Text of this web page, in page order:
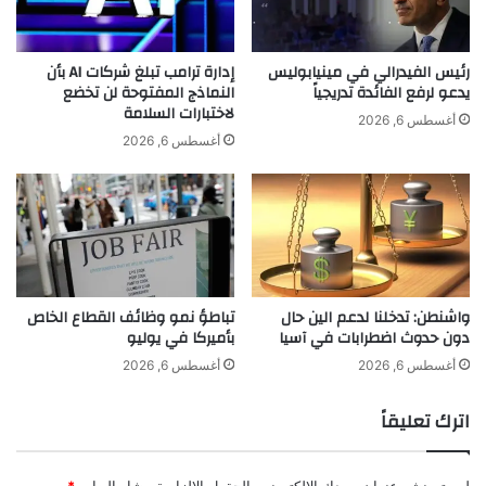
لجذب العشرات من أبرز باحثي الذكاء الاصطناعي إلى جهودها
الرامية للوصول إلى ذكاء اصطناعي عام، أي ذكاء اصطناعي في
مستوى تفكير البشر.
المصدر: العربية
د
د
و
ع
ت
ع
و
ي
ض
ا
ت
ن
ج
ه
ا
ل
ن
ظ
ر
ح
و
ل
ت
ن
ذ
ا
رئيس الفيدرالي في مينيابوليس
يدعو لرفع الفائدة تدريجياً
أغسطس 6, 2026
إدارة ترامب تبلغ شركات AI بأن
النماذج المفتوحة لن تخضع
لاختبارات السلامة
أغسطس 6, 2026
واشنطن: تدخلنا لدعم الين حال
دون حدوث اضطرابات في آسيا
أغسطس 6, 2026
تباطؤ نمو وظائف القطاع الخاص
بأميركا في يوليو
أغسطس 6, 2026
اترك تعليقاً